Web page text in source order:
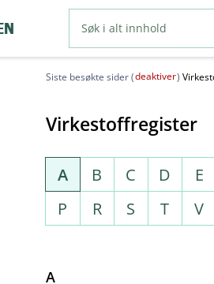
Siste besøkte sider (deaktiver)
Virkestoffregister
A B C D E
P
R S T V
A